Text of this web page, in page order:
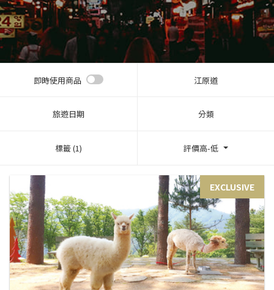
文 (台灣)
即時使用商品 江原道
旅遊日期 分類
標籤 (1) 評價高-低
EXCLUSIVE